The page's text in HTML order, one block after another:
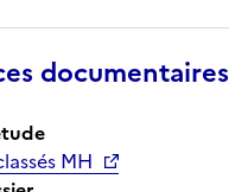
documentaires
MH